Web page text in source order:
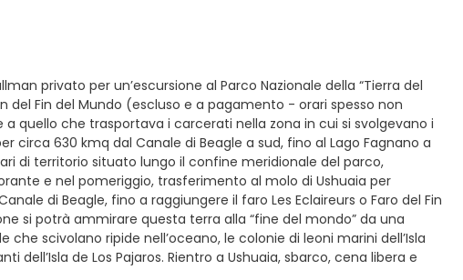
privato per un’escursione al Parco Nazionale della “Tierra del
del Fin del Mundo (escluso e a pagamento - orari spesso non
quello che trasportava i carcerati nella zona in cui si svolgevano i
circa 630 kmq dal Canale di Beagle a sud, fino al Lago Fagnano a
di territorio situato lungo il confine meridionale del parco,
e nel pomeriggio, trasferimento al molo di Ushuaia per
di Beagle, fino a raggiungere il faro Les Eclaireurs o Faro del Fin
si potrà ammirare questa terra alla “fine del mondo” da una
scivolano ripide nell’oceano, le colonie di leoni marini dell’Isla
de Los Pajaros. Rientro a Ushuaia, sbarco, cena libera e